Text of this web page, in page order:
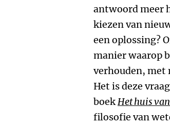
antwoord meer
kiezen van
een oplossing?
manier waarop
verhouden, met
Het is deze
boekHet huis
filosofie van